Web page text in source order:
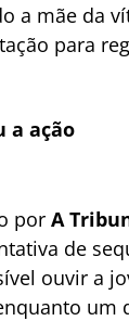
a mãe da
para
a ação
por A
de
ouvir a
um